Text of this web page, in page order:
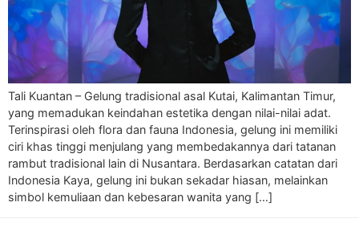
Tali Kuantan – Gelung tradisional asal Kutai, Kalimantan Timur,
yang memadukan keindahan estetika dengan nilai-nilai adat.
Terinspirasi oleh flora dan fauna Indonesia, gelung ini memiliki
ciri khas tinggi menjulang yang membedakannya dari tatanan
rambut tradisional lain di Nusantara. Berdasarkan catatan dari
Indonesia Kaya, gelung ini bukan sekadar hiasan, melainkan
simbol kemuliaan dan kebesaran wanita yang […]